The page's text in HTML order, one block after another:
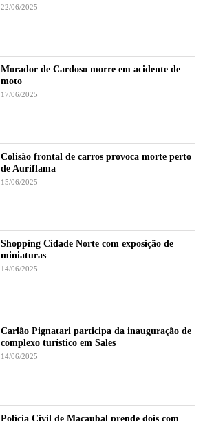
22/06/2025
Morador de Cardoso morre em acidente de
moto
17/06/2025
Colisão frontal de carros provoca morte perto
de Auriflama
15/06/2025
Shopping Cidade Norte com exposição de
miniaturas
14/06/2025
Carlão Pignatari participa da inauguração de
complexo turístico em Sales
14/06/2025
Polícia Civil de Macaubal prende dois com